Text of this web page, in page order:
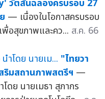
วัตสันฉลองครบรอบ 27
— เนื่องในโอกาสครบรอบ
อสุขภาพและคว... ส.ค. 66
"ไทยวา
ริมสถานภาพสตรีฯ —
ดย นายเมธา สุภากร